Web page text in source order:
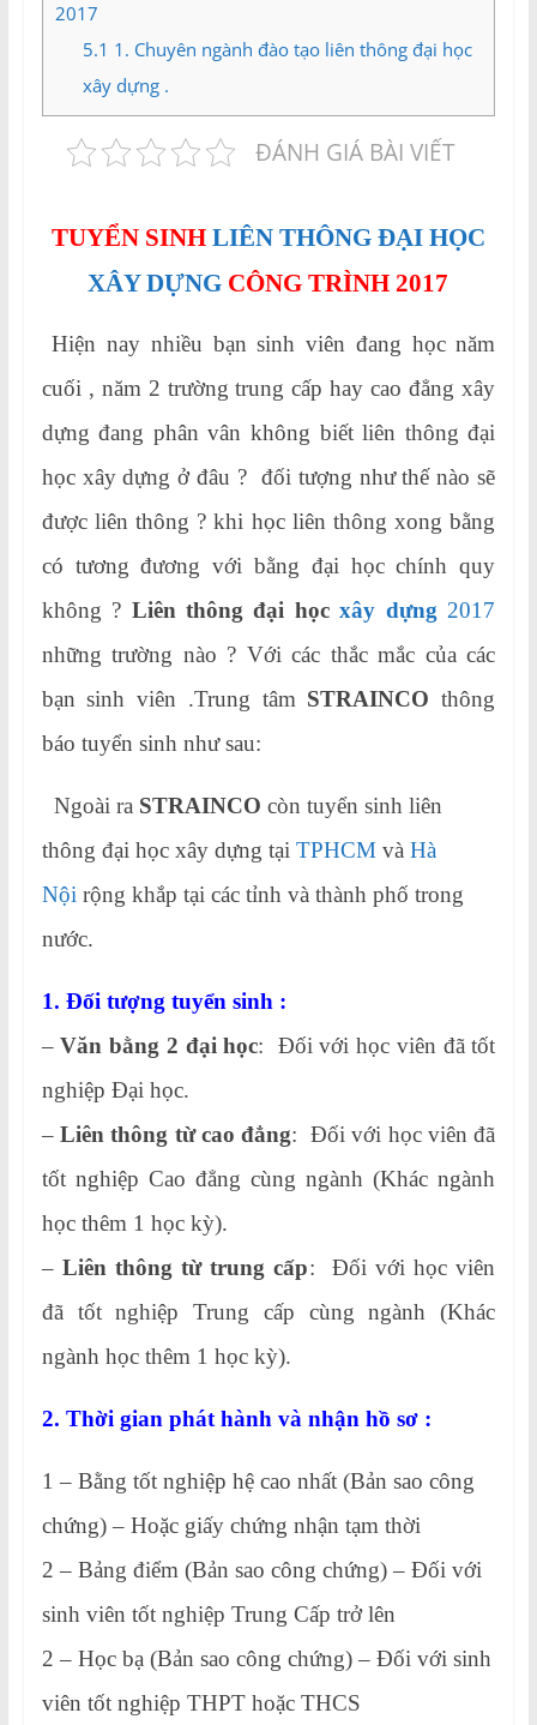
2017
5.1 1. Chuyên ngành đào tạo liên thông đại học
xây dựng .
ĐÁNH GIÁ BÀI VIẾT
TUYỂN SINH LIÊN THÔNG ĐẠI HỌC
XÂY DỰNG CÔNG TRÌNH 2017
Hiện nay nhiều bạn sinh viên đang học năm
cuối , năm 2 trường trung cấp hay cao đẳng xây
dựng đang phân vân không biết liên thông đại
học xây dựng ở đâu ? đối tượng như thế nào sẽ
được liên thông ? khi học liên thông xong bằng
có tương đương với bằng đại học chính quy
không ? Liên thông đại họcxây dựng 2017
những trường nào ? Với các thắc mắc của các
bạn sinh viên .Trung tâm STRAINCO thông
báo tuyển sinh như sau:
Ngoài ra STRAINCO còn tuyển sinh liên
thông đại học xây dựng tại TPHCMvà Hà
Nộirộng khắp tại các tỉnh và thành phố trong
nước.
1. Đối tượng tuyển sinh :
–Văn bằng 2 đại học: Đối với học viên đã tốt
nghiệp Đại học.
–Liên thông từ cao đẳng: Đối với học viên đã
tốt nghiệp Cao đẳng cùng ngành (Khác ngành
học thêm 1 học kỳ).
– Liên thông từ trung cấp: Đối với học viên
đã tốt nghiệp Trung cấp cùng ngành (Khác
ngành học thêm 1 học kỳ).
2. Thời gian phát hành và nhận hồ sơ :
1 – Bằng tốt nghiệp hệ cao nhất (Bản sao công
chứng) – Hoặc giấy chứng nhận tạm thời
2 – Bảng điểm (Bản sao công chứng) – Đối với
sinh viên tốt nghiệp Trung Cấp trở lên
2 – Học bạ (Bản sao công chứng) – Đối với sinh
viên tốt nghiệp THPT hoặc THCS